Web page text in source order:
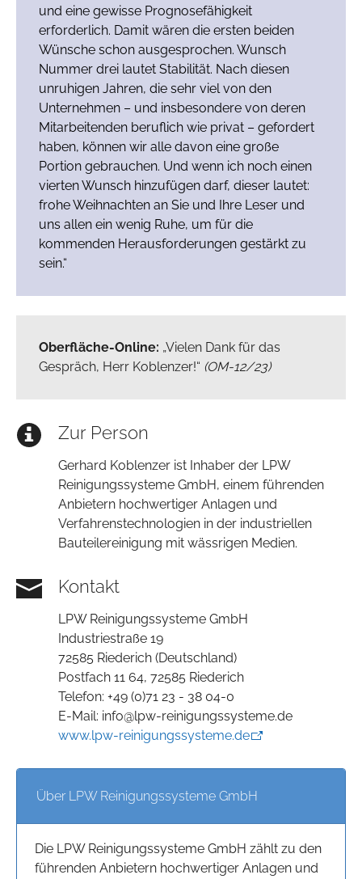
und eine gewisse Prognosefähigkeit
erforderlich. Damit wären die ersten beiden
Wünsche schon ausgesprochen. Wunsch
Nummer drei lautet Stabilität. Nach diesen
unruhigen Jahren, die sehr viel von den
Unternehmen – und insbesondere von deren
Mitarbeitenden beruflich wie privat – gefordert
haben, können wir alle davon eine große
Portion gebrauchen. Und wenn ich noch einen
vierten Wunsch hinzufügen darf, dieser lautet:
frohe Weihnachten an Sie und Ihre Leser und
uns allen ein wenig Ruhe, um für die
kommenden Herausforderungen gestärkt zu
sein.“
Oberfläche-Online: „Vielen Dank für das
Gespräch, Herr Koblenzer!“ (OM-12/23)
Zur Person
Gerhard Koblenzer ist Inhaber der LPW
Reinigungssysteme GmbH, einem führenden
Anbietern hochwertiger Anlagen und
Verfahrenstechnologien in der industriellen
Bauteilereinigung mit wässrigen Medien.
Kontakt
LPW Reinigungssysteme GmbH
Industriestraße 19
72585 Riederich (Deutschland)
Postfach 11 64, 72585 Riederich
Telefon: +49 (0)71 23 - 38 04-0
E-Mail: info@lpw-reinigungssysteme.de
www.lpw-reinigungssysteme.de
Über LPW Reinigungssysteme GmbH
Die LPW Reinigungssysteme GmbH zählt zu den
führenden Anbietern hochwertiger Anlagen und